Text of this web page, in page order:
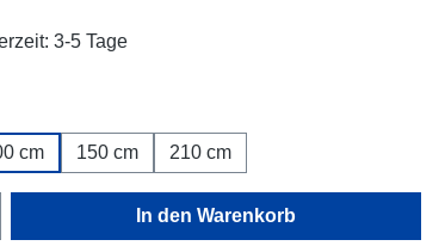
3-5 Tage
cm 150 cm 210 cm
Gib den gewünschten Wert ein
In den Warenkorb